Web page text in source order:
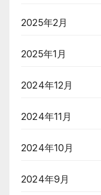
2025年2月
2025年1月
2024年12月
2024年11月
2024年10月
2024年9月